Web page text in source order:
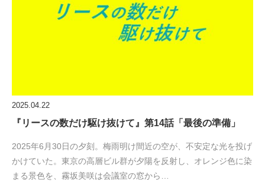
2025.04.22
『リースの数だけ駆け抜けて』第14話「最後の準備」
2025年6月30日の夕刻。梅雨明け間近の空が、不安定な光を投げ
かけていた。東京の高層ビル群が夕陽を反射し、オレンジ色に染
まる景色を、霧坂美咲は会議室の窓から…